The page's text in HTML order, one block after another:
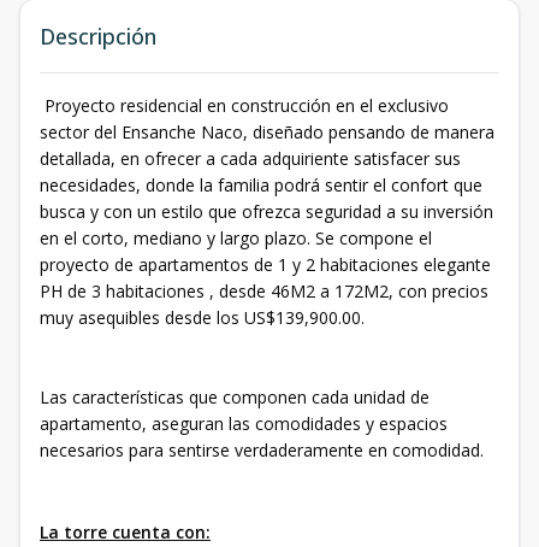
Descripción
Proyecto residencial en construcción en el exclusivo
sector del Ensanche Naco, diseñado pensando de manera
detallada, en ofrecer a cada adquiriente satisfacer sus
necesidades, donde la familia podrá sentir el confort que
busca y con un estilo que ofrezca seguridad a su inversión
en el corto, mediano y largo plazo. Se compone el
proyecto de apartamentos de 1 y 2 habitaciones elegante
PH de 3 habitaciones , desde 46M2 a 172M2, con precios
muy asequibles desde los US$139,900.00.
Las características que componen cada unidad de
apartamento, aseguran las comodidades y espacios
necesarios para sentirse verdaderamente en comodidad.
La torre cuenta con: